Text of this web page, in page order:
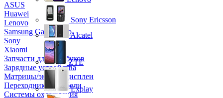
ASUS
Huawei
Lenovo
Samsung Galaxy Tab
Sony
Xiaomi
Запчасти для ноутбуков
Зарядные устройства
Матрицы/экраны/дисплеи
Переходники и кабели
Системы охлаждения
Sony Ericsson
Alcatel
ZTE
Explay